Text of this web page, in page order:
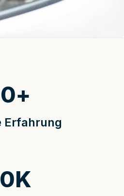
Erfahrung
0+
0K